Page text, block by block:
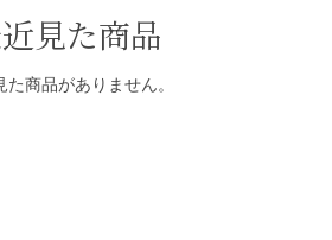
見た商品
た商品がありません。